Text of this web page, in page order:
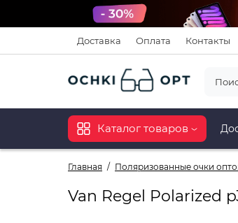
Доставка Оплата Контакты
Каталог товаров
Главная Поляризованные очки
Van Regel Polarized